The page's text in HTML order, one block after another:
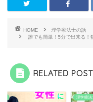
HOME
理学療法士の話
誰でも簡単！5分で出来る
RELATED POST
理学療法